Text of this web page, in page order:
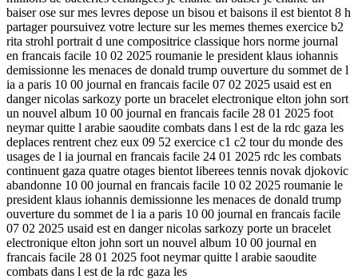
baiser ose sur mes levres depose un bisou et baisons il est bientot 8 h
partager poursuivez votre lecture sur les memes themes exercice b2
rita strohl portrait d une compositrice classique hors norme journal
en francais facile 10 02 2025 roumanie le president klaus iohannis
demissionne les menaces de donald trump ouverture du sommet de l
ia a paris 10 00 journal en francais facile 07 02 2025 usaid est en
danger nicolas sarkozy porte un bracelet electronique elton john sort
un nouvel album 10 00 journal en francais facile 28 01 2025 foot
neymar quitte l arabie saoudite combats dans l est de la rdc gaza les
deplaces rentrent chez eux 09 52 exercice c1 c2 tour du monde des
usages de l ia journal en francais facile 24 01 2025 rdc les combats
continuent gaza quatre otages bientot liberees tennis novak djokovic
abandonne 10 00 journal en francais facile 10 02 2025 roumanie le
president klaus iohannis demissionne les menaces de donald trump
ouverture du sommet de l ia a paris 10 00 journal en francais facile
07 02 2025 usaid est en danger nicolas sarkozy porte un bracelet
electronique elton john sort un nouvel album 10 00 journal en
francais facile 28 01 2025 foot neymar quitte l arabie saoudite
combats dans l est de la rdc gaza les